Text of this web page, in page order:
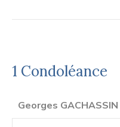
1 Condoléance
Georges GACHASSIN